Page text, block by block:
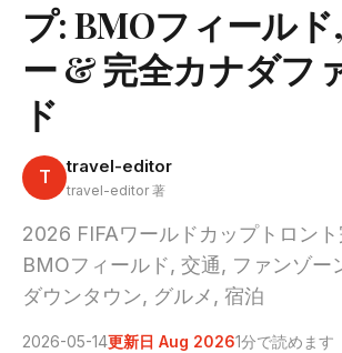
プ: BMOフィールド
ー & 完全カナダフ
ド
T travel-editor
travel-editor 著
2026 FIFAワールドカップトロン
BMOフィールド, 交通, ファンゾー
ダウンタウン, グルメ, 宿泊
2026-05-14更新日 Aug 20261分で読めます